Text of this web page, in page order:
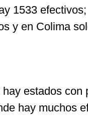
1533
y en Colima
estados con
hay muchos